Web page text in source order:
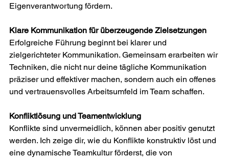
Eigenverantwortung fördern.
Klare Kommunikation für überzeugende Zielsetzungen
Erfolgreiche Führung beginnt bei klarer und
zielgerichteter Kommunikation. Gemeinsam erarbeiten wir
Techniken, die nicht nur deine tägliche Kommunikation
präziser und effektiver machen, sondern auch ein offenes
und vertrauensvolles Arbeitsumfeld im Team schaffen.
Konfliktlösung und Teamentwicklung
Konflikte sind unvermeidlich, können aber positiv genutzt
werden. Ich zeige dir, wie du Konflikte konstruktiv löst und
eine dynamische Teamkultur förderst, die von